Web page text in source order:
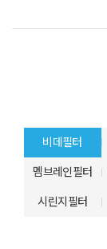
비데필터
멤브레인필터
시린지필터